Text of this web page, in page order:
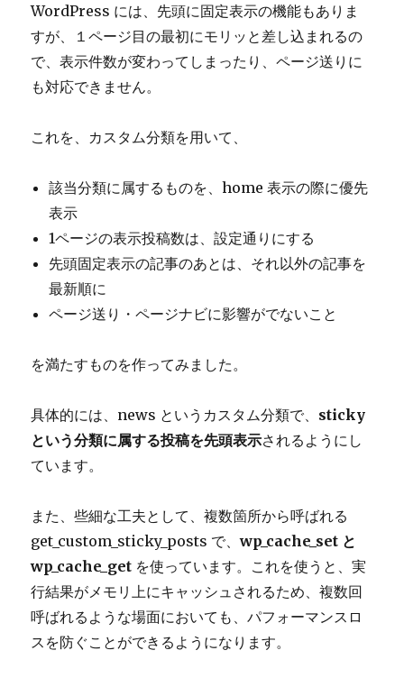
WordPress には、先頭に固定表示の機能もありま
すが、１ページ目の最初にモリッと差し込まれるの
で、表示件数が変わってしまったり、ページ送りに
も対応できません。
これを、カスタム分類を用いて、
該当分類に属するものを、home 表示の際に優先
表示
1ページの表示投稿数は、設定通りにする
先頭固定表示の記事のあとは、それ以外の記事を
最新順に
ページ送り・ページナビに影響がでないこと
を満たすものを作ってみました。
具体的には、news というカスタム分類で、 sticky
という分類に属する投稿を先頭表示されるようにし
ています。
また、些細な工夫として、複数箇所から呼ばれる
get_custom_sticky_posts で、wp_cache_set と
wp_cache_get を使っています。これを使うと、実
行結果がメモリ上にキャッシュされるため、複数回
呼ばれるような場面においても、パフォーマンスロ
スを防ぐことができるようになります。